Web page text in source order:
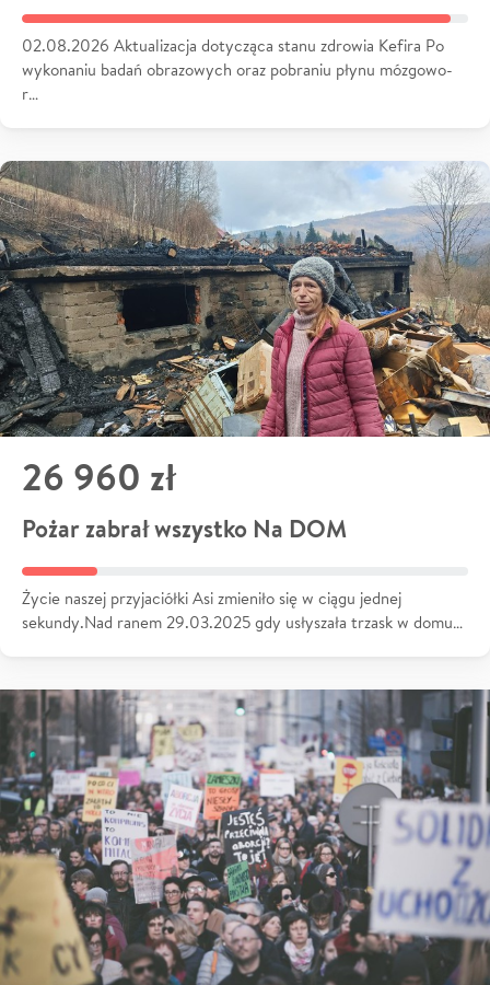
02.08.2026 Aktualizacja dotycząca stanu zdrowia Kefira Po
wykonaniu badań obrazowych oraz pobraniu płynu mózgowo-
r…
26 960 zł
Pożar zabrał wszystko Na DOM
Życie naszej przyjaciółki Asi zmieniło się w ciągu jednej
sekundy.Nad ranem 29.03.2025 gdy usłyszała trzask w domu…